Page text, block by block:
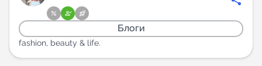
Каталог ботов
Горящие предложения
Блоги
fashion, beauty & life.